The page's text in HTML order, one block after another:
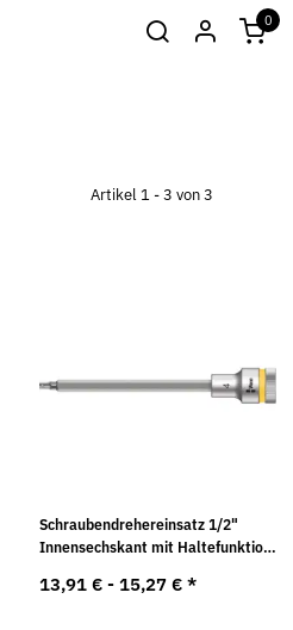
0
Artikel 1 - 3 von 3
Schraubendrehereinsatz 1/2"
Innensechskant mit Haltefunktion,
13,91 € - 15,27 € *